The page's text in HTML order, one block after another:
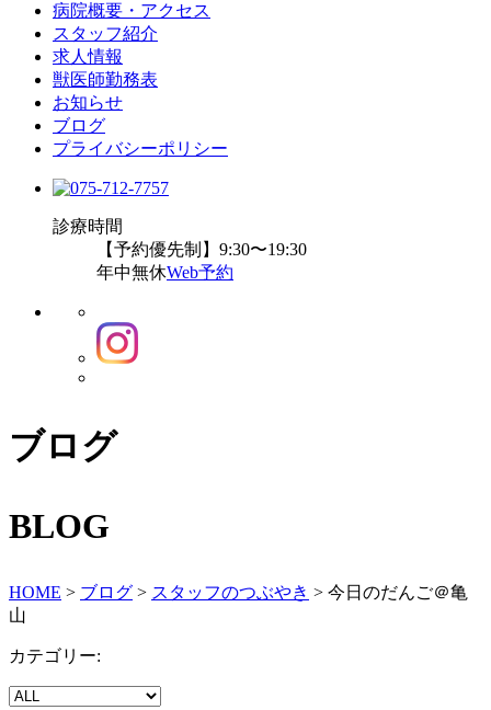
病院概要・アクセス
スタッフ紹介
求人情報
獣医師勤務表
お知らせ
ブログ
プライバシーポリシー
診療時間
【予約優先制】9:30〜19:30
年中無休Web予約
ブログ
BLOG
HOME > ブログ > スタッフのつぶやき > 今日のだんご＠亀
山
カテゴリー: